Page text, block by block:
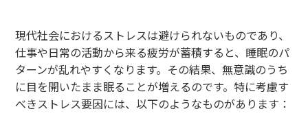
現代社会におけるストレスは避けられないものであり、
仕事や日常の活動から来る疲労が蓄積すると、睡眠のパ
ターンが乱れやすくなります。その結果、無意識のうち
に目を開いたまま眠ることが増えるのです。特に考慮す
べきストレス要因には、以下のようなものがあります：